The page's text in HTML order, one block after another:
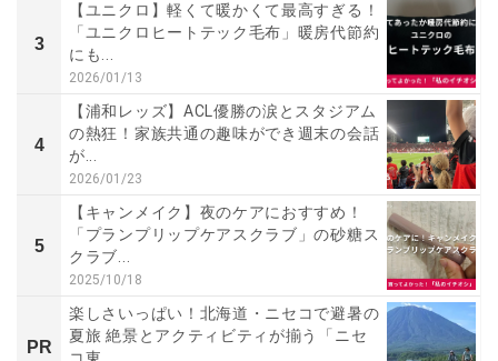
3
【ユニクロ】軽くて暖かくて最高すぎる！
「ユニクロヒートテック毛布」暖房代節約
にも...
2026/01/13
4
【浦和レッズ】ACL優勝の涙とスタジアム
の熱狂！家族共通の趣味ができ週末の会話
が...
2026/01/23
5
【キャンメイク】夜のケアにおすすめ！
「プランプリップケアスクラブ」の砂糖ス
クラブ...
2025/10/18
PR
楽しさいっぱい！北海道・ニセコで避暑の
夏旅 絶景とアクティビティが揃う「ニセ